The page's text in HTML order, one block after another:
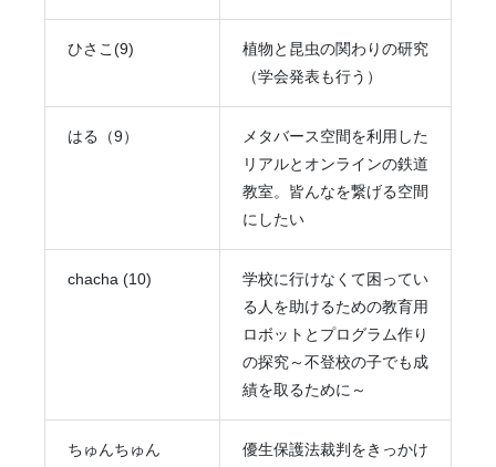
ひさこ(9)
植物と昆虫の関わりの研究
（学会発表も行う）
はる（9）
メタバース空間を利用した
リアルとオンラインの鉄道
教室。皆んなを繋げる空間
にしたい
chacha (10)
学校に行けなくて困ってい
る人を助けるための教育用
ロボットとプログラム作り
の探究～不登校の子でも成
績を取るために～
ちゅんちゅん
優生保護法裁判をきっかけ